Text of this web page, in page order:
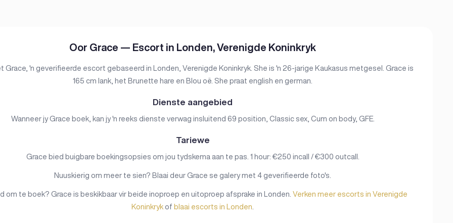
Oor Grace — Escort in Londen, Verenigde Koninkryk
Grace, 'n geverifieerde escort gebaseerd in Londen, Verenigde Koninkryk. She is 'n 26-jarige Kaukasus metgesel. Grace is
165 cm lank, het Brunette hare en Blou oë. She praat english en german.
Dienste aangebied
Wanneer jy Grace boek, kan jy 'n reeks dienste verwag insluitend 69 position, Classic sex, Cum on body, GFE.
Tariewe
Grace bied buigbare boekingsopsies om jou tydskema aan te pas. 1 hour: €250 incall / €300 outcall.
Nuuskierig om meer te sien? Blaai deur Grace se galery met 4 geverifieerde foto's.
om te boek? Grace is beskikbaar vir beide inoproep en uitoproep afsprake in Londen. Verken meer escorts in Verenigde
Koninkryk of blaai escorts in Londen